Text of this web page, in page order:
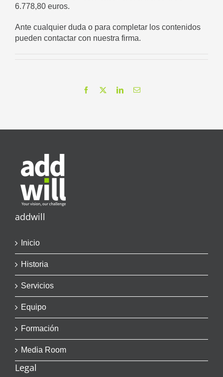
6.778,80 euros.
Ante cualquier duda o para completar los contenidos
pueden contactar con nuestra firma.
Facebook LinkedInCorreo
addwill
Inicio
Historia
Servicios
Equipo
Formación
Media Room
Legal